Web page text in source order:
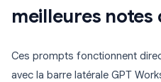
meilleures notes
Ces prompts fonctionnent
avec la barre latérale GPT